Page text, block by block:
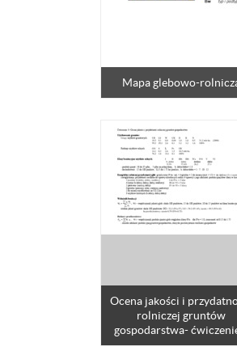
Mapa glebowo-
Ocena jakości i
rolniczej gruntów
gospodarstwa-